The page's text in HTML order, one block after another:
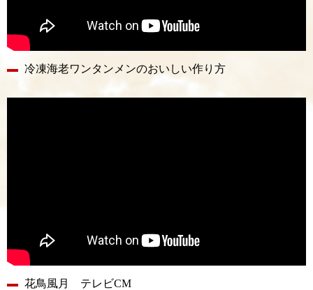
冷凍海老ワンタンメンのおいしい作り方
花鳥風月 テレビCM